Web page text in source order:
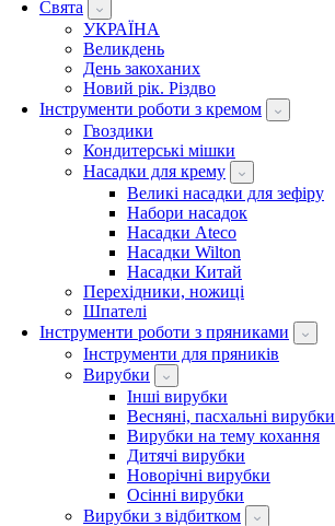
Свята
УКРАЇНА
Великдень
День закоханих
Новий рік. Різдво
Інструменти роботи з кремом
Гвоздики
Кондитерські мішки
Насадки для крему
Великі насадки для зефіру
Набори насадок
Насадки Ateco
Насадки Wilton
Насадки Китай
Перехідники, ножиці
Шпателі
Інструменти роботи з пряниками
Інструменти для пряників
Вирубки
Інші вирубки
Весняні, пасхальні вирубки
Вирубки на тему кохання
Дитячі вирубки
Новорічні вирубки
Осінні вирубки
Вирубки з відбитком